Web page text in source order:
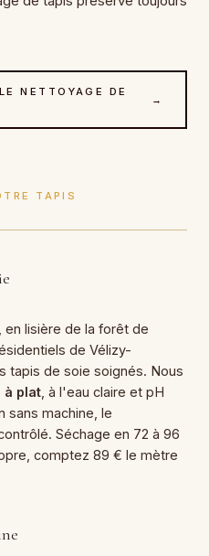
NETTOYAGE DE
→
TAPIS
en lisière de la forêt de
de Vélizy-
tapis de soie soignés. Nous
à plat , à l'eau claire et pH
sans machine, le
Séchage en 72 à 96
comptez 89 € le mètre